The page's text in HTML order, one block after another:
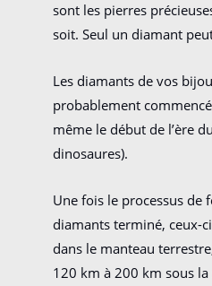
sont les pierres
soit. Seul un diamant
Les diamants de vos
probablement
même le début de l’ère
dinosaures).
Une fois le processus de
diamants terminé, ceux-
dans le manteau
120 km à 200 km sous